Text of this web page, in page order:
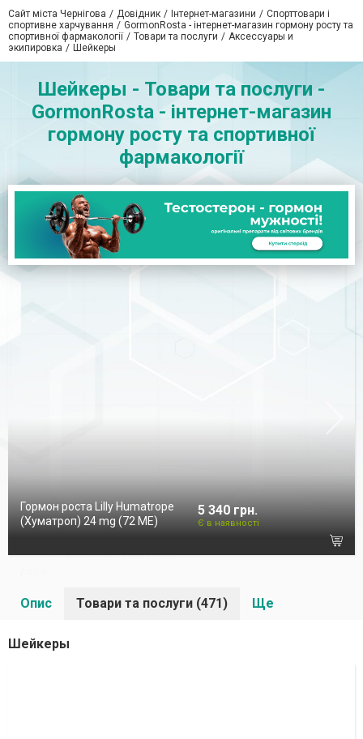
Сайт міста Чернігова Довідник Інтернет-магазини
Спорттовари і
спортивне харчування
GormonRosta - інтернет-магазин гормону росту та
спортивної фармакології
Товари та послуги
Аксессуары и
экипировка
Шейкеры
Шейкеры - Товари та послуги -
GormonRosta - інтернет-магазин
гормону росту та спортивної
фармакології
Гормон роста Lilly Humatrope
(Хуматроп) 24 mg (72 МЕ)
5 340 грн.
Є в наявності
Опис Товари та послуги (471) Ще
Шейкеры